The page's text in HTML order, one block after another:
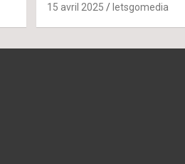
15 avril 2025 letsgomedia